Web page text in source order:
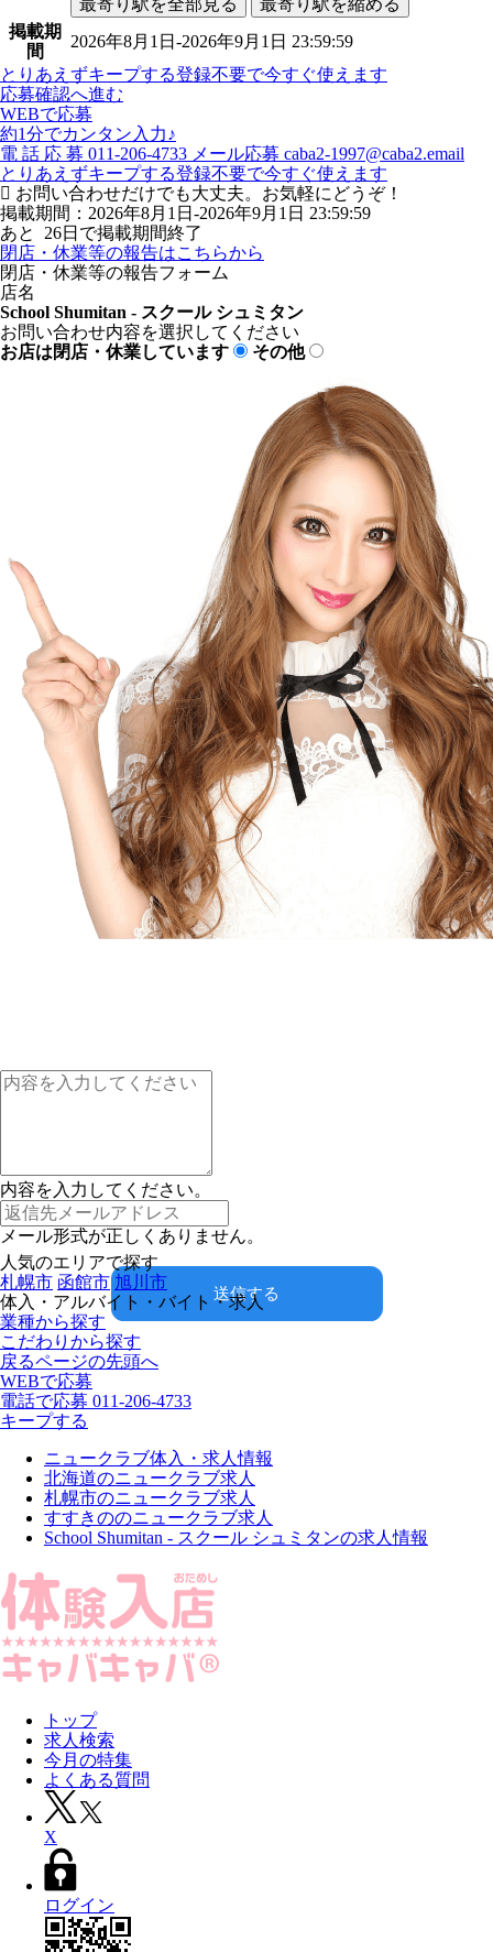
最寄り駅を全部見る
最寄り駅を縮める
掲載期
間
2026年8月1日-2026年9月1日 23:59:59
とりあえずキープする登録不要で今すぐ使えます
応募確認へ進む
WEBで応募
約1分でカンタン入力♪
電 話 応 募 011-206-4733 メール応募 caba2-1997@caba2.email
とりあえずキープする登録不要で今すぐ使えます
お問い合わせだけでも大丈夫。お気軽にどうぞ！
掲載期間：2026年8月1日-2026年9月1日 23:59:59
あと 26日で掲載期間終了
閉店・休業等の報告はこちらから
閉店・休業等の報告フォーム
店名
School Shumitan - スクール シュミタン
お問い合わせ内容を選択してください
お店は閉店・休業しています
その他
内容を入力してください。
メール形式が正しくありません。
送信する
人気のエリアで探す
札幌市 函館市 旭川市
体入・アルバイト・バイト・求人
業種から探す
こだわりから探す
戻るページの先頭へ
WEBで応募
電話で応募 011-206-4733
キープする
ニュークラブ体入・求人情報
北海道のニュークラブ求人
札幌市のニュークラブ求人
すすきののニュークラブ求人
School Shumitan - スクール シュミタンの求人情報
トップ
求人検索
今月の特集
よくある質問
X
ログイン